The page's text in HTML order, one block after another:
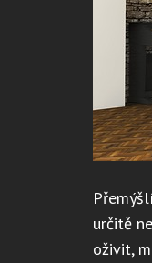
určitě
oživit,